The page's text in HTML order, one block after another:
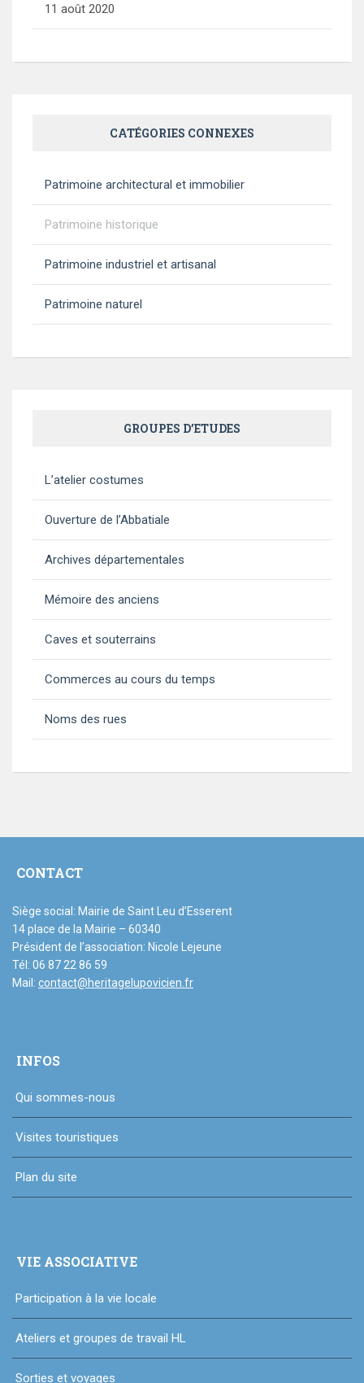
11 août 2020
CATÉGORIES CONNEXES
Patrimoine architectural et immobilier
Patrimoine historique
Patrimoine industriel et artisanal
Patrimoine naturel
GROUPES D’ETUDES
L’atelier costumes
Ouverture de l’Abbatiale
Archives départementales
Mémoire des anciens
Caves et souterrains
Commerces au cours du temps
Noms des rues
CONTACT
Siège social: Mairie de Saint Leu d’Esserent
14 place de la Mairie – 60340
Président de l’association: Nicole Lejeune
Tél: 06 87 22 86 59
Mail: contact@heritagelupovicien.fr
INFOS
Qui sommes-nous
Visites touristiques
Plan du site
VIE ASSOCIATIVE
Participation à la vie locale
Ateliers et groupes de travail HL
Sorties et voyages